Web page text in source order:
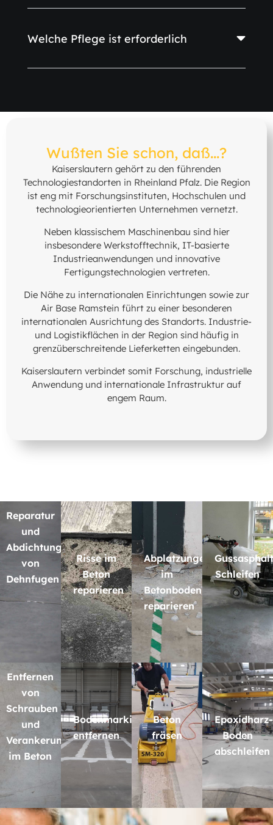
Welche Pflege ist erforderlich
Wußten Sie schon, daß...?
Kaiserslautern gehört zu den führenden
Technologiestandorten in Rheinland Pfalz. Die Region
ist eng mit Forschungsinstituten, Hochschulen und
technologieorientierten Unternehmen vernetzt.
Neben klassischem Maschinenbau sind hier
insbesondere Werkstofftechnik, IT-basierte
Industrieanwendungen und innovative
Fertigungstechnologien vertreten.
Die Nähe zu internationalen Einrichtungen sowie zur
Air Base Ramstein führt zu einer besonderen
internationalen Ausrichtung des Standorts. Industrie-
und Logistikflächen in der Region sind häufig in
grenzüberschreitende Lieferketten eingebunden.
Kaiserslautern verbindet somit Forschung, industrielle
Anwendung und internationale Infrastruktur auf
engem Raum.
Reparatur
und
Abdichtung
von
Dehnfugen
Risse im
Beton
reparieren
Abplatzungen
im
Betonboden
reparieren
Gussasphalt
Schleifen
Entfernen
von
Schrauben
und
Verankerungen
im Beton
Bodenmarkierungen
entfernen
Beton
fräsen
Epoxidharz-
Boden
abschleifen